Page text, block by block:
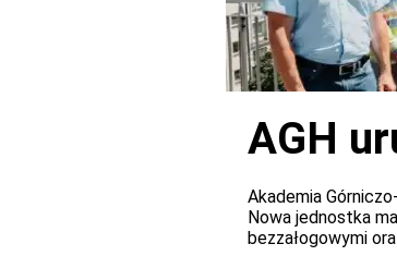
AGH
Akademia
Nowa jednostka
bezzałogowymi